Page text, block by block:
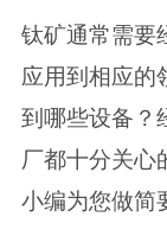
钛矿通常需要
应用到相应的
到哪些设备？
厂都十分关心
小编为您做简